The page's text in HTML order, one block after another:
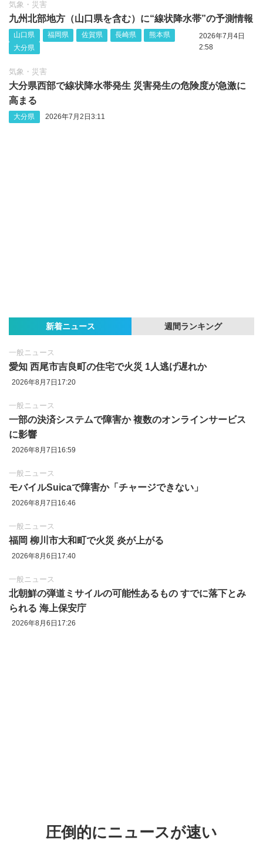
気象・災害
九州北部地方（山口県を含む）に“線状降水帯”の予測情報
山口県 福岡県 佐賀県 長崎県
熊本県
大分県
2026年7月4日
2:58
気象・災害
大分県西部で線状降水帯発生 災害発生の危険度が急激に
高まる
大分県 2026年7月2日3:11
新着ニュース 週間ランキング
一般ニュース
愛知 西尾市吉良町の住宅で火災 1人逃げ遅れか
2026年8月7日17:20
一般ニュース
一部の決済システムで障害か 複数のオンラインサービス
に影響
2026年8月7日16:59
一般ニュース
モバイルSuicaで障害か「チャージできない」
2026年8月7日16:46
一般ニュース
福岡 柳川市大和町で火災 炎が上がる
2026年8月6日17:40
一般ニュース
北朝鮮の弾道ミサイルの可能性あるもの すでに落下とみ
られる 海上保安庁
2026年8月6日17:26
圧倒的にニュースが速い